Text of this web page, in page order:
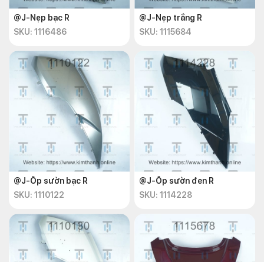
@J-Nẹp bạc R
SKU: 1116486
@J-Nẹp trắng R
SKU: 1115684
@J-Ốp sườn bạc R
SKU: 1110122
@J-Ốp sườn đen R
SKU: 1114228